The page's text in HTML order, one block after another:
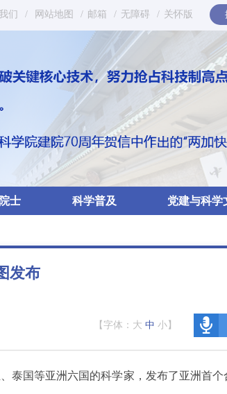
们 / 网站地图 / 邮箱 / 无障碍 / 关怀版
士 科学普及 党建与科学
发布
【字体： 大 中 小 】
泰国等亚洲六国的科学家，发布了亚洲首